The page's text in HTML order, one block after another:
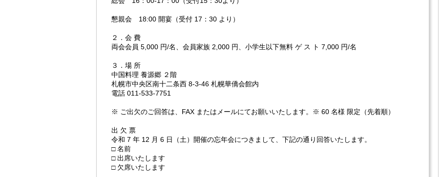
懇親会 18:00 開宴（受付 17：30 より）
２．会 費
両会会員 5,000 円/名、会員家族 2,000 円、小学生以下無料 ゲ ス ト 7,000 円/名
３．場 所
中国料理 養源郷 ２階
札幌市中央区南十二条西 8-3-46 札幌華僑会館内
電話 011-533-7751
※ ご出欠のご回答は、FAX またはメールにてお願いいたします。※ 60 名様 限定（先着順）
出 欠 票
令和 7 年 12 月 6 日（土）開催の忘年会につきまして、下記の通り回答いたします。
□ 名前
□ 出席いたします
□ 欠席いたします